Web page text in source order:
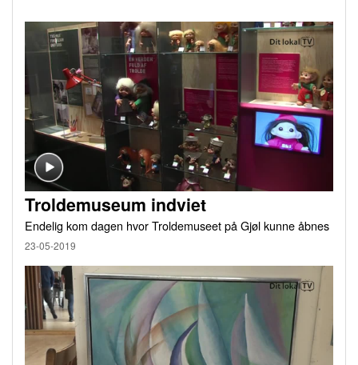
Troldemuseum indviet
Endelig kom dagen hvor Troldemuseet på Gjøl kunne åbnes
23-05-2019